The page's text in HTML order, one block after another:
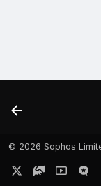
© 2026 Sophos